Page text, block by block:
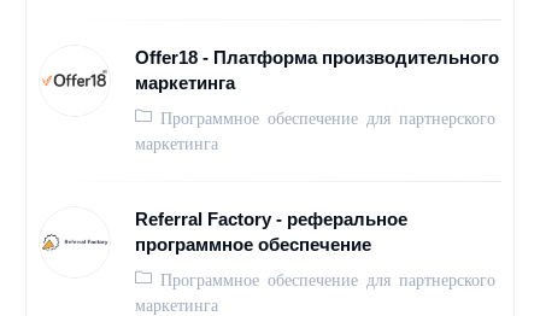
Offer18 - Платформа производительного
маркетинга
Программное обеспечение для партнерского
маркетинга
Referral Factory - реферальное
программное обеспечение
Программное обеспечение для партнерского
маркетинга